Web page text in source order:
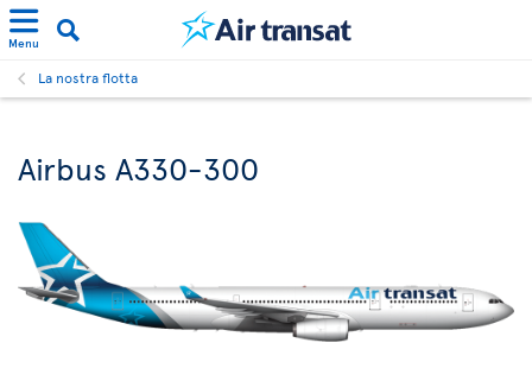
Menu
La nostra flotta
Airbus A330-300